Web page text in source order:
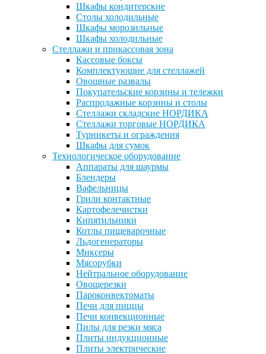
Шкафы кондитерские
Столы холодильные
Шкафы морозильные
Шкафы холодильные
Стеллажи и прикассовая зона
Кассовые боксы
Комплектующие для стеллажей
Овощные развалы
Покупательские корзины и тележки
Распродажные корзины и столы
Стеллажи складские НОРДИКА
Стеллажи торговые НОРДИКА
Турникеты и ограждения
Шкафы для сумок
Технологическое оборудование
Аппараты для шаурмы
Блендеры
Вафельницы
Грили контактные
Картофелечистки
Кипятильники
Котлы пищеварочные
Льдогенераторы
Миксеры
Мясорубки
Нейтральное оборудование
Овощерезки
Пароконвектоматы
Печи для пиццы
Печи конвекционные
Пилы для резки мяса
Плиты индукционные
Плиты электрические